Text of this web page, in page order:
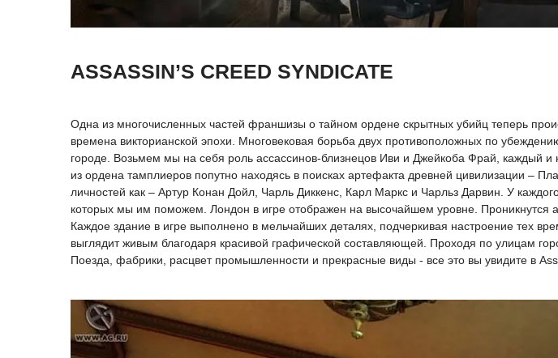
ASSASSIN’S CREED SYNDICATE
Одна из многочисленных частей франшизы о тайном ордене скрытных убийц теперь
времена викторианской эпохи. Многовековая борьба двух противоположных по
городе. Возьмем мы на себя роль ассассинов-близнецов Иви и Джейкоба Фрай, каждый
из ордена тамплиеров попутно находясь в поисках артефакта древней цивилизации –
личностей как – Артур Конан Дойл, Чарль Диккенс, Карл Маркс и Чарльз Дарвин. У
которых мы им поможем. Лондон в игре отображен на высочайшем уровне. Проникнутся
Каждое здание в игре выполнено в мельчайших деталях, подчеркивая настроение тех
выглядит живым благодаря красивой графической составляющей. Проходя по улицам
Поезда, фабрики, расцвет промышленности и прекрасные виды - все это вы увидите в